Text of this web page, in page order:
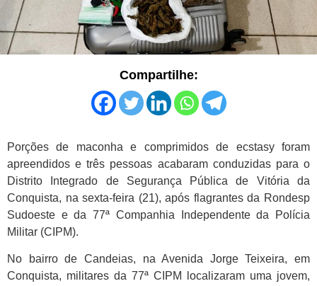
Compartilhe:
Porções de maconha e comprimidos de ecstasy foram
apreendidos e três pessoas acabaram conduzidas para o
Distrito Integrado de Segurança Pública de Vitória da
Conquista, na sexta-feira (21), após flagrantes da Rondesp
Sudoeste e da 77ª Companhia Independente da Polícia
Militar (CIPM).
No bairro de Candeias, na Avenida Jorge Teixeira, em
Conquista, militares da 77ª CIPM localizaram uma jovem,